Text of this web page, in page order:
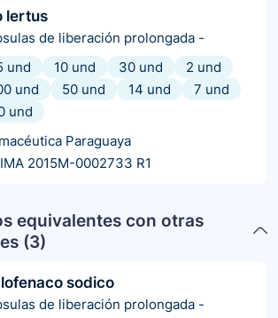
lertus
de liberación prolongada -
und
10 und 30 und
2 und
und
50 und 14 und
7 und
und
Paraguaya
2015M-0002733 R1
equivalentes con otras
(3)
sodico
de liberación prolongada -